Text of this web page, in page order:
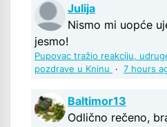
Julija
Nismo mi uopće
jesmo!
Pupovac tražio reakciju,
pozdrave u Kninu
· 7 hours
Baltimor13
Odlično rečeno,